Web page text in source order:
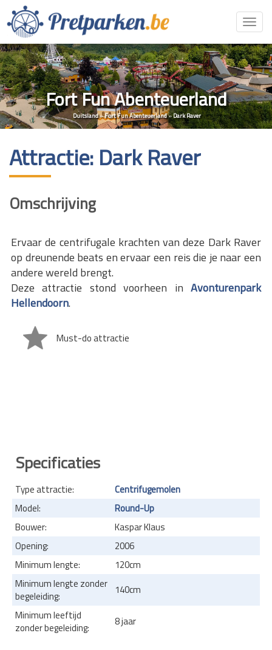
Fort Fun Abenteuerland
Duitsland»Fort Fun Abenteuerland»Dark Raver
Attractie: Dark Raver
Omschrijving
Ervaar de centrifugale krachten van deze Dark Raver
op dreunende beats en ervaar een reis die je naar een
andere wereld brengt.
Deze attractie stond voorheen in Avonturenpark
Hellendoorn.
Must-do attractie
Specificaties
Type attractie:
Centrifugemolen
Model:
Round-Up
Bouwer:
Kaspar Klaus
Opening:
2006
Minimum lengte:
120cm
Minimum lengte zonder
begeleiding:
140cm
Minimum leeftijd
zonder begeleiding:
8 jaar